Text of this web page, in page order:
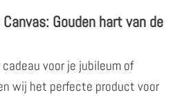
Gouden hart van de
voor je jubileum of
wij het perfecte product voor